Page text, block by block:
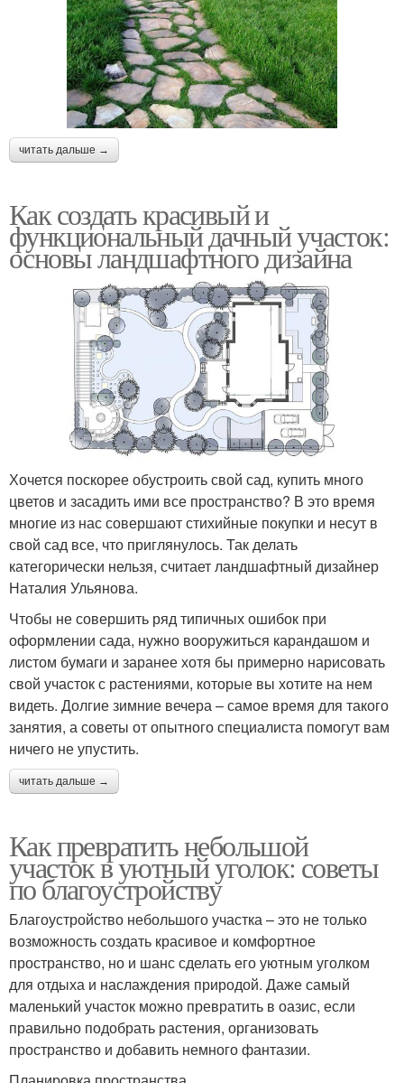
читать дальше →
Как создать красивый и
функциональный дачный участок:
основы ландшафтного дизайна
Хочется поскорее обустроить свой сад, купить много
цветов и засадить ими все пространство? В это время
многие из нас совершают стихийные покупки и несут в
свой сад все, что приглянулось. Так делать
категорически нельзя, считает ландшафтный дизайнер
Наталия Ульянова.
Чтобы не совершить ряд типичных ошибок при
оформлении сада, нужно вооружиться карандашом и
листом бумаги и заранее хотя бы примерно нарисовать
свой участок с растениями, которые вы хотите на нем
видеть. Долгие зимние вечера – самое время для такого
занятия, а советы от опытного специалиста помогут вам
ничего не упустить.
читать дальше →
Как превратить небольшой
участок в уютный уголок: советы
по благоустройству
Благоустройство небольшого участка – это не только
возможность создать красивое и комфортное
пространство, но и шанс сделать его уютным уголком
для отдыха и наслаждения природой. Даже самый
маленький участок можно превратить в оазис, если
правильно подобрать растения, организовать
пространство и добавить немного фантазии.